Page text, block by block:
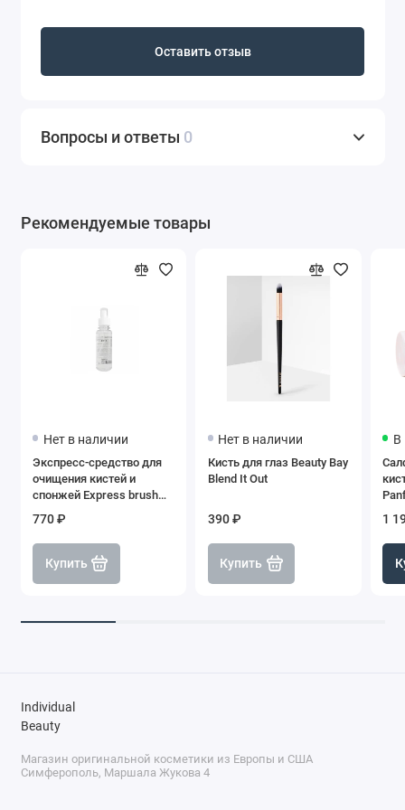
Оставить отзыв
Вопросы и ответы 0
Рекомендуемые товары
Нет в наличии
Экспресс-средство для
очищения кистей и
спонжей Express brush
770 ₽
Купить
Нет в наличии
Кисть для глаз Beauty Bay
Blend It Out
390 ₽
Купить
В
1
Individual
Beauty
Магазин оригинальной косметики из Европы и США
Симферополь, Маршала Жукова 4